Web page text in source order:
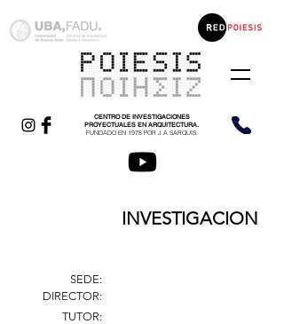
CENTRO DE INVESTIGACIONES
PROYECTUALES EN ARQUITECTURA.
FUNDADO EN 1978 POR J.A SARQUIS.
INVESTIGACION
SEDE:
DIRECTOR:
TUTOR: